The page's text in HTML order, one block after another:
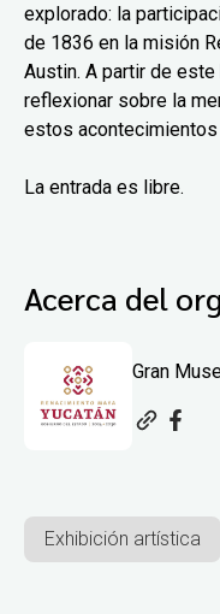
explorado: la
de 1836 en la misión
Austin. A partir de
reflexionar sobre la
estos acontecimientos
La entrada es libre.
Acerca del
Gran
Exhibición artística